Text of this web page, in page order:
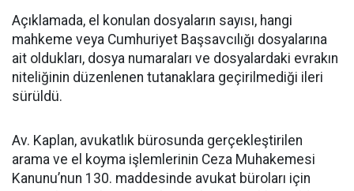
Açıklamada, el konulan dosyaların sayısı, hangi
mahkeme veya Cumhuriyet Başsavcılığı dosyalarına
ait oldukları, dosya numaraları ve dosyalardaki evrakın
niteliğinin düzenlenen tutanaklara geçirilmediği ileri
sürüldü.
Av. Kaplan, avukatlık bürosunda gerçekleştirilen
arama ve el koyma işlemlerinin Ceza Muhakemesi
Kanunu’nun 130. maddesinde avukat büroları için